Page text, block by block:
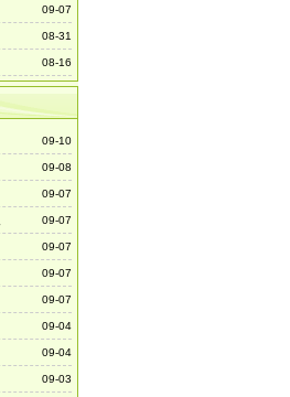
09-07
08-31
08-16
09-10
09-08
09-07
09-07
09-07
09-07
09-07
09-04
09-04
09-03